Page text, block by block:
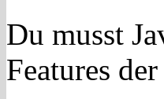
Du musst
Features